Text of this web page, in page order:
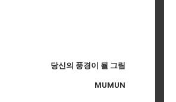
당신의 풍경이 될 그림
MUMUN